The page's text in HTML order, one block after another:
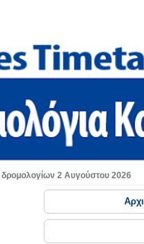
δρομολογίων 2 Αυγούστου 2026